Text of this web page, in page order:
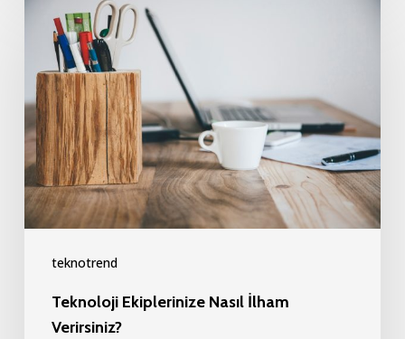
teknotrend
Ekiplerinize
Nasıl
İlham
Verirsiniz?
Teknoloji Ekiplerinize Nasıl İlham
Verirsiniz?